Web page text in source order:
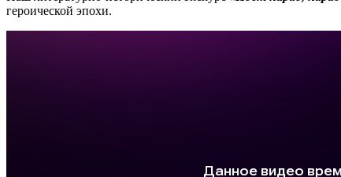
героической эпохи.